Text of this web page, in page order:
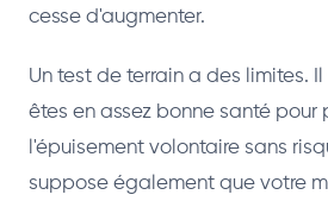
cesse d'augmenter.
Un test de terrain a des limites.
êtes en assez bonne santé pour
l'épuisement volontaire sans
suppose également que votre